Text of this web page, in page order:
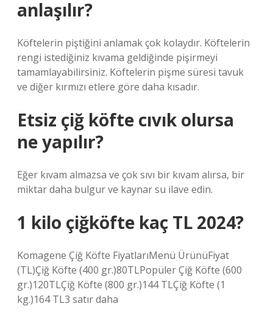
anlaşılır?
Köftelerin piştiğini anlamak çok kolaydır. Köftelerin
rengi istediğiniz kıvama geldiğinde pişirmeyi
tamamlayabilirsiniz. Köftelerin pişme süresi tavuk
ve diğer kırmızı etlere göre daha kısadır.
Etsiz çiğ köfte cıvık olursa
ne yapılır?
Eğer kıvam almazsa ve çok sıvı bir kıvam alırsa, bir
miktar daha bulgur ve kaynar su ilave edin.
1 kilo çiğköfte kaç TL 2024?
Komagene Çiğ Köfte FiyatlarıMenü ÜrünüFiyat
(TL)Çiğ Köfte (400 gr.)80TLPopüler Çiğ Köfte (600
gr.)120TLÇiğ Köfte (800 gr.)144 TLÇiğ Köfte (1
kg.)164 TL3 satır daha